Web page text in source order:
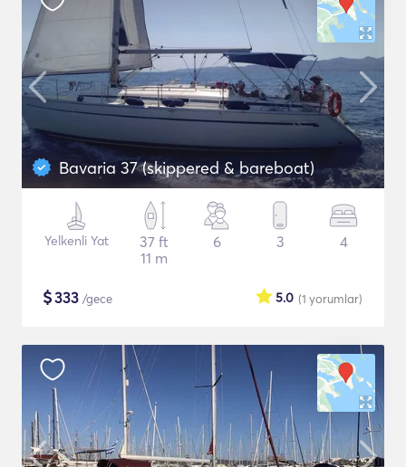
Bavaria 37 (skippered & bareboat)
Yelkenli Yat
37 ft
11 m
6 3 4
$333 /gece (1 yorumlar)
5.0